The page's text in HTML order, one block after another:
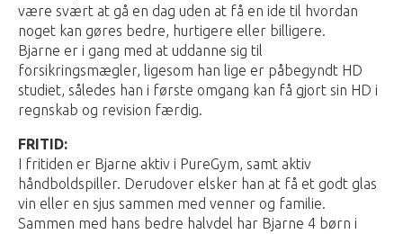
være svært at gå en dag uden at få en ide til hvordan
noget kan gøres bedre, hurtigere eller billigere.
Bjarne er i gang med at uddanne sig til
forsikringsmægler, ligesom han lige er påbegyndt HD
studiet, således han i første omgang kan få gjort sin HD i
regnskab og revision færdig.
FRITID:
I fritiden er Bjarne aktiv i PureGym, samt aktiv
håndboldspiller. Derudover elsker han at få et godt glas
vin eller en sjus sammen med venner og familie.
Sammen med hans bedre halvdel har Bjarne 4 børn i